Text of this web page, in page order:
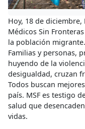
Hoy, 18 de
Médicos Sin
la población
Familias y personas,
huyendo de la
desigualdad, cruzan
Todos buscan
país. MSF es testigo
salud que
vidas.